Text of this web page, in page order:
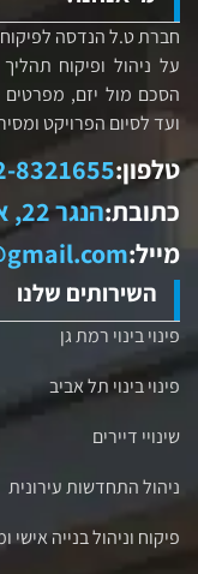
חברת ט.ל הנדסה
על ניהול ופיקוח
הסכם מול יזם, מפרטים
ועד לסיום הפרויקט
טלפון:8321655
כתובת:הנגר 22, אזור תעשיה הוד השרון
מייל:
השירותים שלנו
פינוי בינוי רמת גן
פינוי בינוי תל אביב
שינויי דיירים
ניהול התחדשות עירונית
פיקוח וניהול בנייה אישי